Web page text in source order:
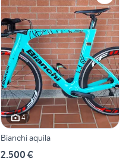
4
Bianchi aquila
2.500 €